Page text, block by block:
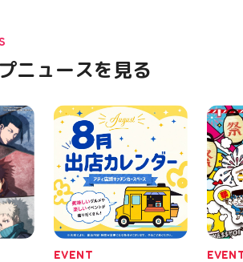
ピックアップニュース
をカジュアルに走りたい
方や仕事履き、夏のお出
のクッションシューズに
なっています 人気ラン
ニングシューズの最新作
になります！ ・ 気にな
る方は是非、店頭に足を
運んでください！ スポ
ーツナビゲーター一同、
店頭でお待ちしておりま
す(⁠◍⁠•⁠ᴗ⁠•⁠◍⁠)⁠ ・ #ゼビオ
#アティ郡山 #福島美少
女図鑑 #照山楓香
#ASICS
はプ
から
━━━━
郡山
BBQ
祭り
手ぶ
み #
ィナ
#夏の
ニュースを見る
EVENT